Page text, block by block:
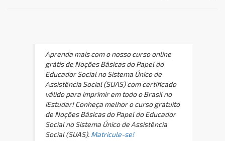
Aprenda mais com o nosso curso online
grátis de Noções Básicas do Papel do
Educador Social no Sistema Único de
Assistência Social (SUAS) com certificado
válido para imprimir em todo o Brasil no
iEstudar! Conheça melhor o curso gratuito
de Noções Básicas do Papel do Educador
Social no Sistema Único de Assistência
Social (SUAS). Matricule-se!